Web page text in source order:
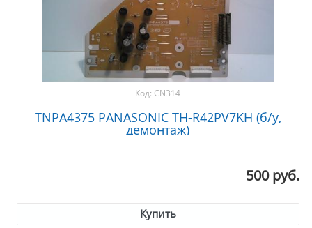
Код: CN314
TNPA4375 PANASONIC TH-R42PV7KH (б/у,
демонтаж)
500 руб.
Купить